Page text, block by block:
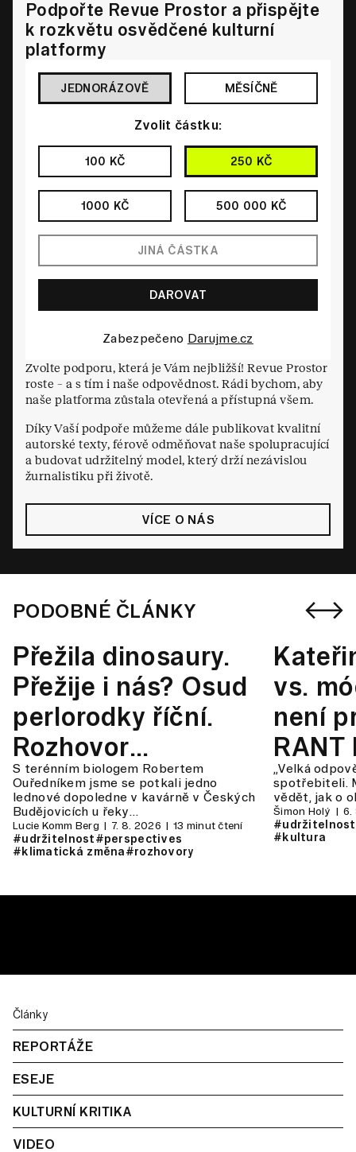
Podpořte Revue Prostor a přispějte
k rozkvětu osvědčené kulturní
platformy
Zvolte podporu, která je Vám nejbližší! Revue Prostor
roste – a s tím i naše odpovědnost. Rádi bychom, aby
naše platforma zůstala otevřená a přístupná všem.
Díky Vaší podpoře můžeme dále publikovat kvalitní
autorské texty, férově odměňovat naše spolupracující
a budovat udržitelný model, který drží nezávislou
žurnalistiku při životě.
VÍCE O NÁS
JEDNORÁZOVĚ MĚSÍČNĚ
Zvolit částku:
100 KČ 250 KČ
1000 KČ 500 000 KČ
Zabezpečeno Darujme.cz
PODOBNÉ ČLÁNKY
Přežila dinosaury.
Přežije i nás? Osud
perlorodky říční.
Rozhovor
s Robertem
Ouředníkem
S terénním biologem Robertem
Ouředníkem jsme se potkali jedno
lednové dopoledne v kavárně v Českých
Budějovicích u řeky…
Lucie Komm Berg 7. 8. 2026 13 minut čtení
#udržitelnost#perspectives
#klimatická změna#rozhovory
vs.
není
RANT
#146
„Velká
spotřebiteli.
vědět, jak o
Šimon Holý 6.
#udržitelnost
#kultura
Články
REPORTÁŽE
ESEJE
KULTURNÍ KRITIKA
VIDEO